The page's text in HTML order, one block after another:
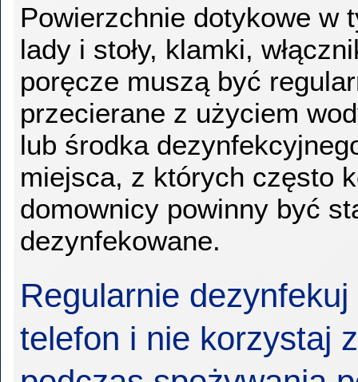
Powierzchnie dotykowe w
lady i stoły, klamki,
poręcze muszą być
przecierane z użyciem
lub środka
miejsca, z których często
domownicy powinny być
dezynfekowane.
Regularnie dezynfekuj
telefon i nie korzystaj